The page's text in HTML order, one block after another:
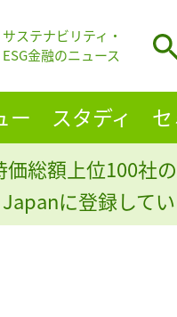
サステナビリティ・
ESG金融のニュース
ー スタディ
価総額上位100社
に登録して